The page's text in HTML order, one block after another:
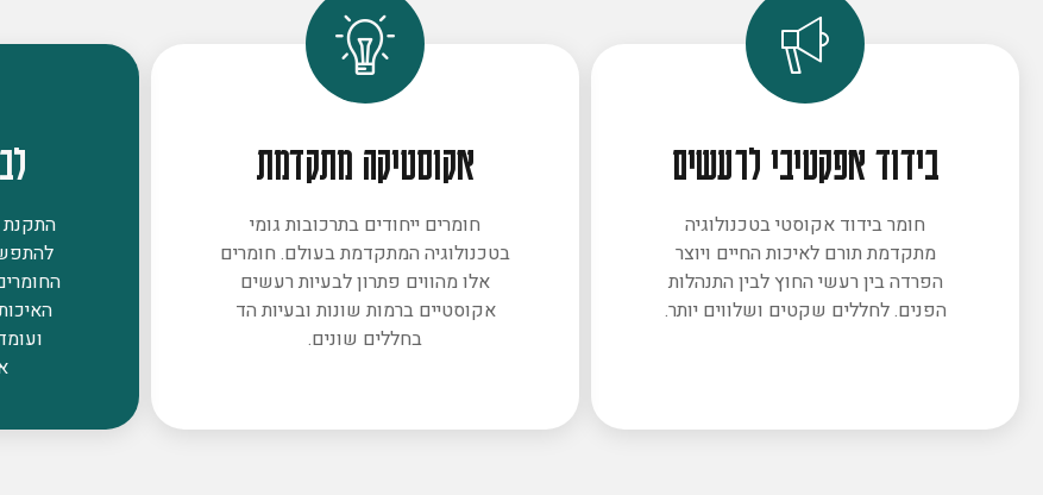
בידוד אפקטיבי לרעשים
חומר בידוד אקוסטי בטכנולוגיה
מתקדמת תורם לאיכות החיים ויוצר
הפרדה בין רעשי החוץ לבין התנהלות
הפנים. לחללים שקטים ושלווים יותר.
אקוסטיקה מתקדמת
חומרים ייחודים בתרכובות גומי
בטכנולוגיה המתקדמת בעולם. חומרים
אלו מהווים פתרון לבעיות רעשים
אקוסטיים ברמות שונות ובעיות הד
בחללים שונים.
התקנת